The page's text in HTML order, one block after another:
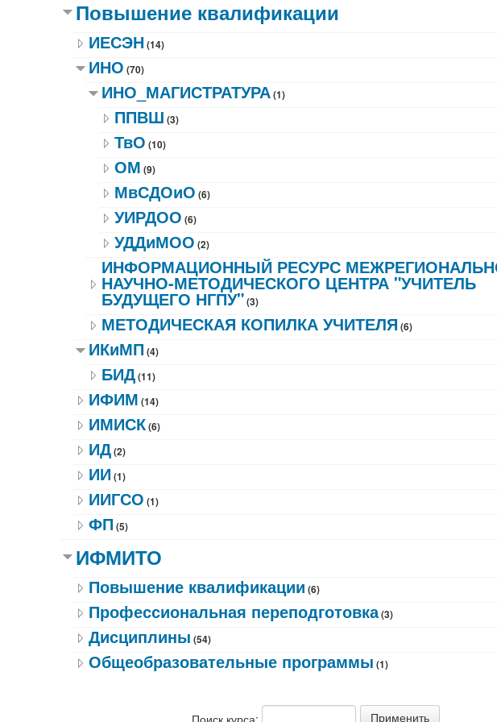
Повышение квалификации
ИЕСЭН (14)
ИНО (70)
ИНО_МАГИСТРАТУРА(1)
ППВШ (3)
ТвО (10)
ОМ (9)
МвСДОиО (6)
УИРДОО (6)
УДДиМОО (2)
ИНФОРМАЦИОННЫЙ РЕСУРС
НАУЧНО-МЕТОДИЧЕСКОГО ЦЕНТРА "УЧИТЕЛЬ
БУДУЩЕГО НГПУ" (3)
МЕТОДИЧЕСКАЯ КОПИЛКА УЧИТЕЛЯ (6)
ИКиМП (4)
БИД(11)
ИФИМ (14)
ИМИСК(6)
ИД(2)
ИИ (1)
ИИГСО (1)
ФП (5)
ИФМИТО
Повышение квалификации (6)
Профессиональная переподготовка(3)
Дисциплины (54)
Общеобразовательные программы (1)